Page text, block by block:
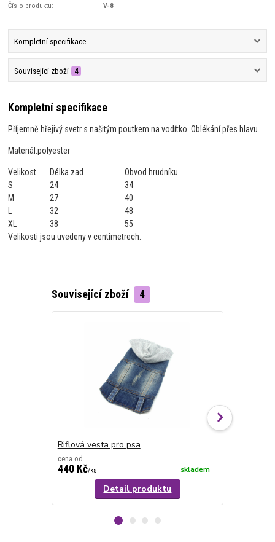
Číslo produktu: V-8
Kompletní specifikace
Související zboží 4
Kompletní specifikace
Příjemně hřejivý svetr s našitým poutkem na vodítko. Oblékání přes hlavu.
Materiál:polyester
Velikost Délka zad
Obvod hrudníku
S
24
34
M
27
40
32
48
XL
38
55
Velikosti jsou uvedeny v centimetrech.
Související zboží 4
Riflová vesta pro psa
cena od
440 Kč/ks skladem
Detail produktu